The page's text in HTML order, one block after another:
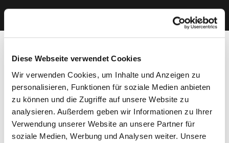
Diese Webseite verwendet Cookies
Wir verwenden Cookies, um Inhalte und Anzeigen zu
personalisieren, Funktionen für soziale Medien anbieten
zu können und die Zugriffe auf unsere Website zu
analysieren. Außerdem geben wir Informationen zu Ihrer
Verwendung unserer Website an unsere Partner für
soziale Medien, Werbung und Analysen weiter. Unsere